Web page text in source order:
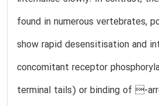
found in numerous vertebrates,
show rapid desensitisation and
concomitant receptor
terminal tails) or binding of -